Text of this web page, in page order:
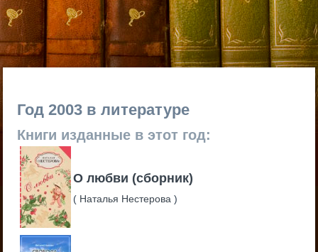
Год 2003 в литературе
Книги изданные в этот год:
О любви (сборник)
( Наталья Нестерова)